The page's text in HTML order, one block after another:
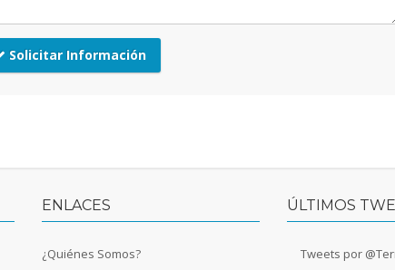
Solicitar Información
ENLACES
¿Quiénes Somos?
ÚLTIMOS
Tweets por